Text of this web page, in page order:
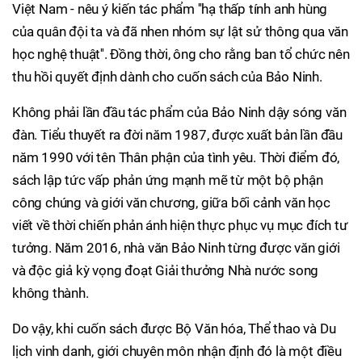
Việt Nam - nêu ý kiến tác phẩm ''hạ thấp tính anh hùng
của quân đội ta và đã nhen nhóm sự lật sử thông qua văn
học nghệ thuật''. Đồng thời, ông cho rằng ban tổ chức nên
thu hồi quyết định dành cho cuốn sách của Bảo Ninh.
Không phải lần đầu tác phẩm của Bảo Ninh dậy sóng văn
đàn. Tiểu thuyết ra đời năm 1987, được xuất bản lần đầu
năm 1990 với tên Thân phận của tình yêu. Thời điểm đó,
sách lập tức vấp phản ứng mạnh mẽ từ một bộ phận
công chúng và giới văn chương, giữa bối cảnh văn học
viết về thời chiến phản ánh hiện thực phục vụ mục đích tư
tưởng. Năm 2016, nhà văn Bảo Ninh từng được văn giới
và độc giả kỳ vọng đoạt Giải thưởng Nhà nước song
không thành.
Do vậy, khi cuốn sách được Bộ Văn hóa, Thể thao và Du
lịch vinh danh, giới chuyên môn nhận định đó là một điều